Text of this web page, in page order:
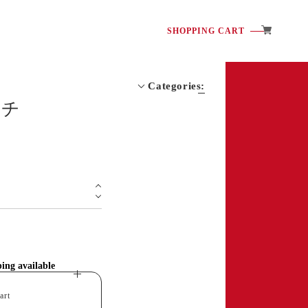
SHOPPING CART
Categories:
available